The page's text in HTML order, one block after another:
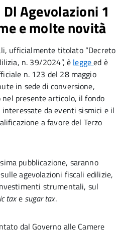
Agevolazioni 1
e molte novità
ufficialmente titolato “Decreto
n. 39/2024”, è leggeed è
n. 123 del 28 maggio
in sede di conversione,
presente articolo, il fondo
da eventi sismici e il
a favore del Terzo
pubblicazione, saranno
agevolazioni fiscali edilizie,
strumentali, sul
taxe sugar tax.
dal Governo alle Camere